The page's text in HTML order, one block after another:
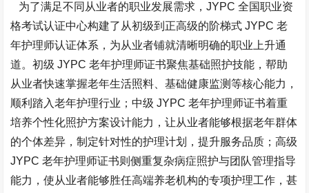
为了满足不同从业者的职业发展需求，JYPC 全国职业资
格考试认证中心构建了从初级到正高级的阶梯式 JYPC 老
年护理师认证体系，为从业者铺就清晰明确的职业上升通
道。初级 JYPC 老年护理师证书聚焦基础照护技能，帮助
从业者快速掌握老年生活照料、基础健康监测等核心能力，
顺利踏入老年护理行业；中级 JYPC 老年护理师证书着重
培养个性化照护方案设计能力，让从业者能够根据老年群体
的个体差异，制定针对性的护理计划，提升服务品质；高级
JYPC 老年护理师证书则侧重复杂病症照护与团队管理指导
能力，使从业者能够胜任高端养老机构的专项护理工作，甚